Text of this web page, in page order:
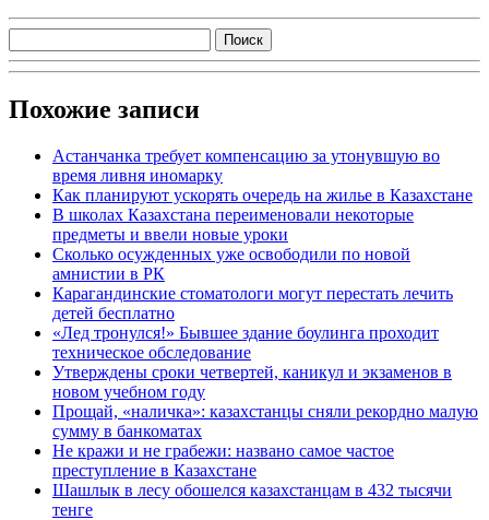
Похожие записи
Астанчанка требует компенсацию за утонувшую во
время ливня иномарку
Как планируют ускорять очередь на жилье в Казахстане
В школах Казахстана переименовали некоторые
предметы и ввели новые уроки
Сколько осужденных уже освободили по новой
амнистии в РК
Карагандинские стоматологи могут перестать лечить
детей бесплатно
«Лед тронулся!» Бывшее здание боулинга проходит
техническое обследование
Утверждены сроки четвертей, каникул и экзаменов в
новом учебном году
Прощай, «наличка»: казахстанцы сняли рекордно малую
сумму в банкоматах
Не кражи и не грабежи: названо самое частое
преступление в Казахстане
Шашлык в лесу обошелся казахстанцам в 432 тысячи
тенге